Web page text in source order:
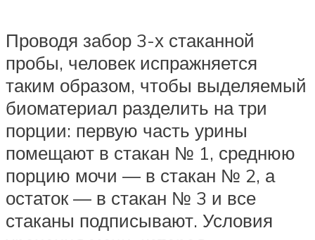
Проводя забор 3-х стаканной
пробы, человек испражняется
таким образом, чтобы выделяемый
биоматериал разделить на три
порции: первую часть урины
помещают в стакан № 1, среднюю
порцию мочи — в стакан № 2, а
остаток — в стакан № 3 и все
стаканы подписывают. Условия